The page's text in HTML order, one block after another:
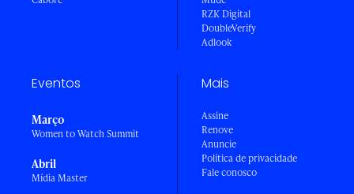
RZK Digital
DoubleVerify
Adlook
Eventos
Março
Women to Watch Summit
Abril
Mídia Master
Mais
Assine
Renove
Anuncie
Política de privacidade
Fale conosco